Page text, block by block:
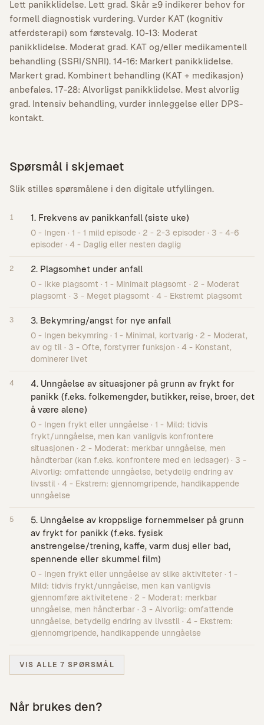
Lett panikklidelse. Lett grad. Skår ≥9 indikerer behov for
formell diagnostisk vurdering. Vurder KAT (kognitiv
atferdsterapi) som førstevalg. 10-13: Moderat
panikklidelse. Moderat grad. KAT og/eller medikamentell
behandling (SSRI/SNRI). 14-16: Markert panikklidelse.
Markert grad. Kombinert behandling (KAT + medikasjon)
anbefales. 17-28: Alvorligst panikklidelse. Mest alvorlig
grad. Intensiv behandling, vurder innleggelse eller DPS-
kontakt.
Spørsmål i skjemaet
Slik stilles spørsmålene i den digitale utfyllingen.
1 1. Frekvens av panikkanfall (siste uke)
0 - Ingen · 1 - 1 mild episode · 2 - 2-3 episoder · 3 - 4-6
episoder · 4 - Daglig eller nesten daglig
2 2. Plagsomhet under anfall
0 - Ikke plagsomt · 1 - Minimalt plagsomt · 2 - Moderat
plagsomt · 3 - Meget plagsomt · 4 - Ekstremt plagsomt
3 3. Bekymring/angst for nye anfall
0 - Ingen bekymring · 1 - Minimal, kortvarig · 2 - Moderat,
av og til · 3 - Ofte, forstyrrer funksjon · 4 - Konstant,
dominerer livet
4
4. Unngåelse av situasjoner på grunn av frykt for
panikk (f.eks. folkemengder, butikker, reise, broer, det
å være alene)
0 - Ingen frykt eller unngåelse · 1 - Mild: tidvis
frykt/unngåelse, men kan vanligvis konfrontere
situasjonen · 2 - Moderat: merkbar unngåelse, men
håndterbar (kan f.eks. konfrontere med en ledsager) · 3 -
Alvorlig: omfattende unngåelse, betydelig endring av
livsstil · 4 - Ekstrem: gjennomgripende, handikappende
unngåelse
5
5. Unngåelse av kroppslige fornemmelser på grunn
av frykt for panikk (f.eks. fysisk
anstrengelse/trening, kaffe, varm dusj eller bad,
spennende eller skummel film)
0 - Ingen frykt eller unngåelse av slike aktiviteter · 1 -
Mild: tidvis frykt/unngåelse, men kan vanligvis
gjennomføre aktivitetene · 2 - Moderat: merkbar
unngåelse, men håndterbar · 3 - Alvorlig: omfattende
unngåelse, betydelig endring av livsstil · 4 - Ekstrem:
gjennomgripende, handikappende unngåelse
VIS ALLE 7 SPØRSMÅL
Når brukes den?